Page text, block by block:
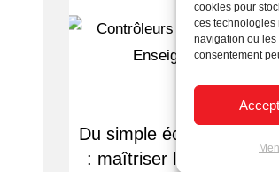
cookies pour
ces technologies
navigation ou les
consentement
Du simple éclairage à
: maîtriser les